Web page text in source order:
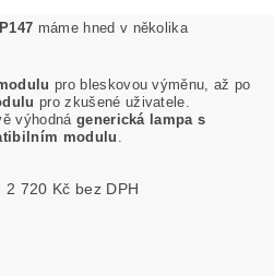
máme hned v několika
pro bleskovou výměnu, až po
pro zkušené uživatele.
výhodná generická lampa s
modulu
od 2 720 Kč bez DPH